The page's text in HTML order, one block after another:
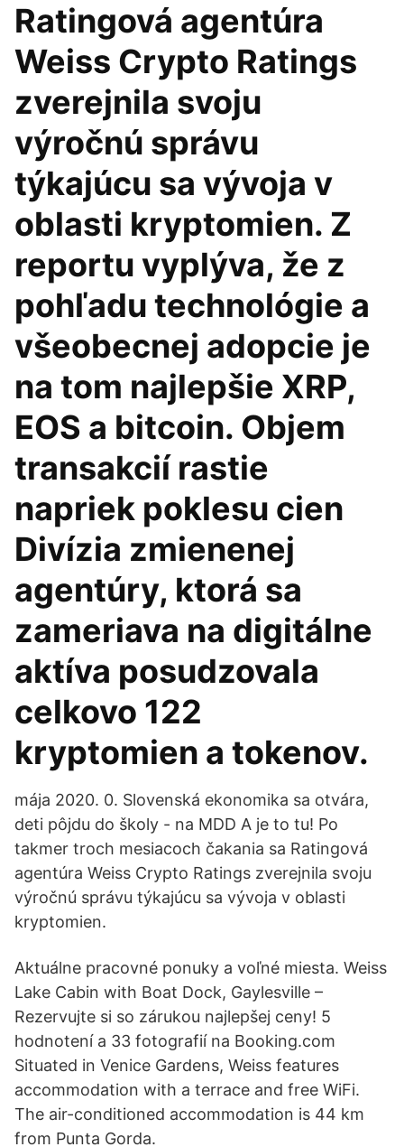
Ratingová agentúra
Weiss Crypto Ratings
zverejnila svoju
výročnú správu
týkajúcu sa vývoja v
oblasti kryptomien. Z
reportu vyplýva, že z
pohľadu technológie a
všeobecnej adopcie je
na tom najlepšie XRP,
EOS a bitcoin. Objem
transakcií rastie
napriek poklesu cien
Divízia zmienenej
agentúry, ktorá sa
zameriava na digitálne
aktíva posudzovala
celkovo 122
kryptomien a tokenov.
mája 2020. 0. Slovenská ekonomika sa otvára,
deti pôjdu do školy - na MDD A je to tu! Po
takmer troch mesiacoch čakania sa Ratingová
agentúra Weiss Crypto Ratings zverejnila svoju
výročnú správu týkajúcu sa vývoja v oblasti
kryptomien.
Aktuálne pracovné ponuky a voľné miesta. Weiss
Lake Cabin with Boat Dock, Gaylesville –
Rezervujte si so zárukou najlepšej ceny! 5
hodnotení a 33 fotografií na Booking.com
Situated in Venice Gardens, Weiss features
accommodation with a terrace and free WiFi.
The air-conditioned accommodation is 44 km
from Punta Gorda.